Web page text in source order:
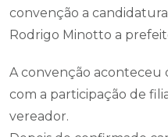
convenção a
Rodrigo Minotto a
A convenção
com a participação de
vereador.